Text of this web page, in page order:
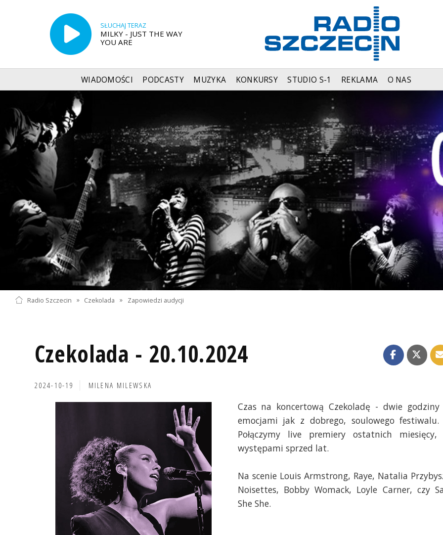
SŁUCHAJ TERAZ
MILKY - JUST THE WAY
YOU ARE
WIADOMOŚCI PODCASTY MUZYKA KONKURSY STUDIO S-1 REKLAMA O NAS
Radio Szczecin » Czekolada » Zapowiedzi audycji
Czekolada - 20.10.2024
2024-10-19 MILENA MILEWSKA
Czas na koncertową Czekoladę - dwie godziny
emocjami jak z dobrego, soulowego festiwalu.
Połączymy live premiery ostatnich miesięcy,
występami sprzed lat.
Na scenie Louis Armstrong, Raye, Natalia
Noisettes, Bobby Womack, Loyle Carner, czy
She She.